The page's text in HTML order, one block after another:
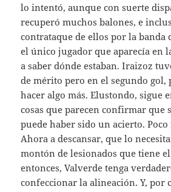
lo intentó, aunque con suerte
recuperó muchos balones, e
contrataque de ellos por la banda
el único jugador que aparecía en
a saber dónde estaban. Iraizoz
de mérito pero en el segundo gol,
hacer algo más. Elustondo, sigue
cosas que parecen confirmar que
puede haber sido un acierto. Poco
Ahora a descansar, que lo
montón de lesionados que tiene
entonces, Valverde tenga
confeccionar la alineación. Y, por